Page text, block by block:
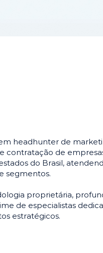
headhunter de
contratação de
do Brasil,
segmentos.
proprietária,
de especialistas
estratégicos.